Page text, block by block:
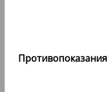
Противопоказания